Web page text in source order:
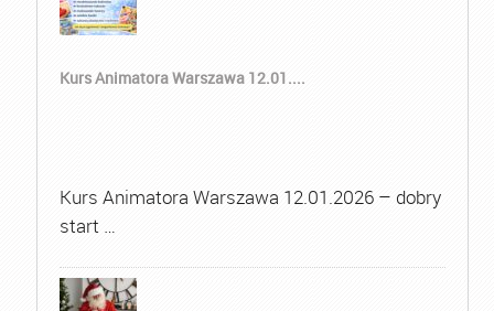
Kurs Animatora Warszawa 12.01....
Kurs Animatora Warszawa 12.01.2026 – dobry
start …